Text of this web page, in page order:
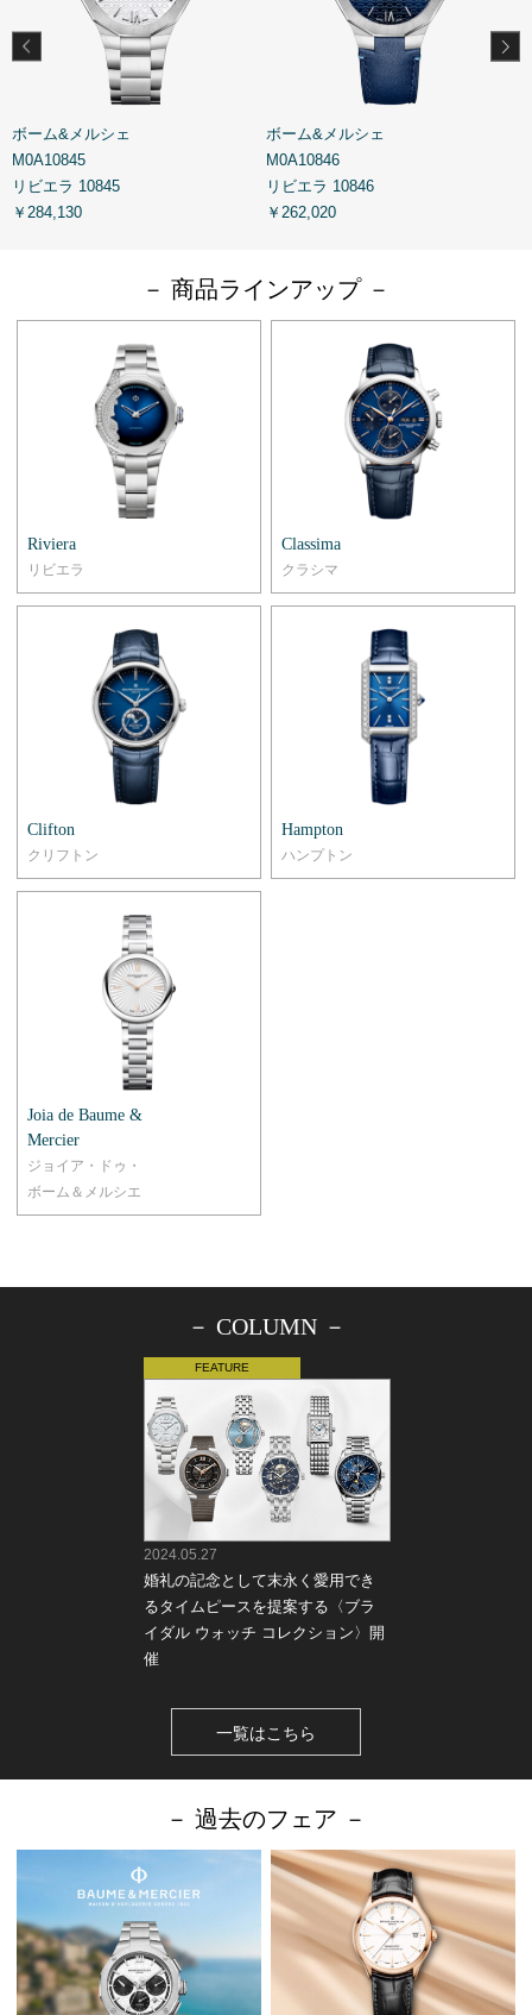
ボーム&メルシェ
M0A10845
リビエラ 10845
￥284,130
ボーム&メルシェ
M0A10846
リビエラ 10846
￥262,020
－ 商品ラインアップ －
Riviera
リビエラ
Classima
クラシマ
Clifton
クリフトン
Hampton
ハンプトン
Joia de Baume &
Mercier
ジョイア・ドゥ・
ボーム＆メルシエ
－ COLUMN －
2024.05.27
婚礼の記念として末永く愛用でき
るタイムピースを提案する〈ブラ
イダル ウォッチ コレクション〉開
催
一覧はこちら
－ 過去のフェア －